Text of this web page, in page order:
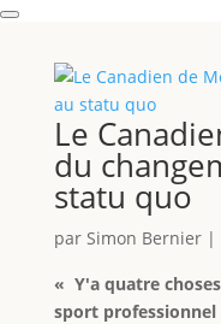
Le
du
statu quo
par Simon Bernier|
« Y'a quatre
sport professionnel